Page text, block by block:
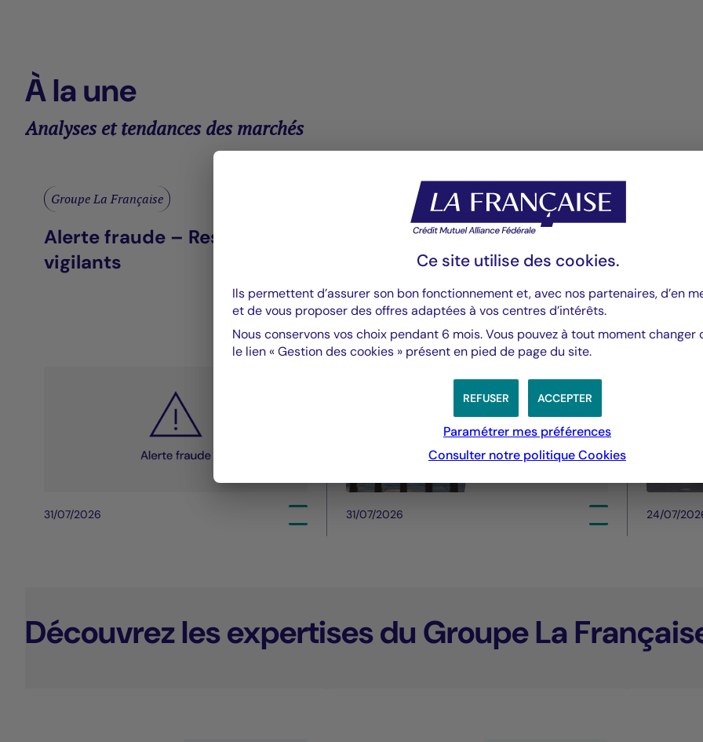
À la une
Analyses et tendances des marchés
Groupe La Française
Alerte fraude – Restez
vigilants
31/07/2026
Valeurs mobilières
Fed - juillet 2026 : La Fed
maintient des taux stables
31/07/2026 24/07/
Découvrez les expertises du Groupe La
Ce site utilise des cookies.
Ils permettent d’assurer son bon fonctionnement et, avec nos partenaires, d’en
et de vous proposer des offres adaptées à vos centres d’intérêts.
Nous conservons vos choix pendant 6 mois. Vous pouvez à tout moment changer
le lien « Gestion des cookies » présent en pied de page du site.
ACCEPTER
REFUSER
Paramétrer mes préférences
Consulter notre politiqueCookies